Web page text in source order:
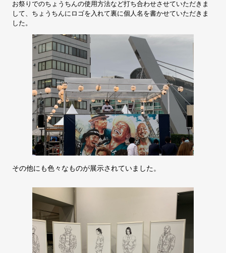
お祭りでのちょうちんの使用方法など打ち合わせさせていただきま
して、ちょうちんにロゴを入れて裏に個人名を書かせていただきま
した。
その他にも色々なものが展示されていました。